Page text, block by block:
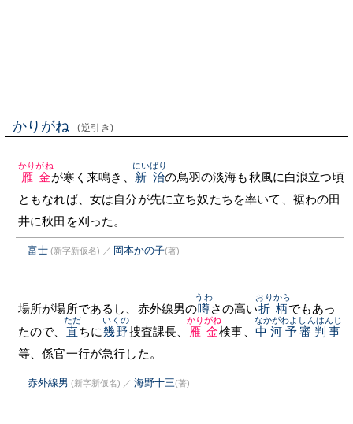
かりがね (逆引き)
雁金
かりがね
が寒く来鳴き、 新治
にいばり
の鳥羽の淡海も秋風に白浪立つ頃
ともなれば、女は自分が先に立ち奴たちを率いて、裾わの田
井に秋田を刈った。
富士 (新字新仮名) ／ 岡本かの子(著)
場所が場所であるし、赤外線男の噂
うわ
さの高い折柄
おりから
でもあっ
たので、 直
ただ
ちに幾野
いくの
捜査課長、 雁金
かりがね
検事、 中河予審判事
なかがわよしんはんじ
等、係官一行が急行した。
赤外線男 (新字新仮名) ／ 海野十三(著)